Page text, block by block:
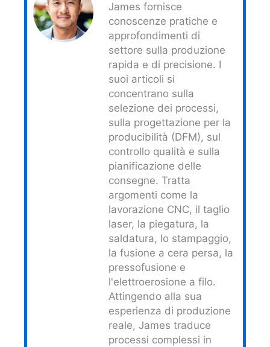
James fornisce
conoscenze pratiche e
approfondimenti di
settore sulla produzione
rapida e di precisione. I
suoi articoli si
concentrano sulla
selezione dei processi,
sulla progettazione per la
producibilità (DFM), sul
controllo qualità e sulla
pianificazione delle
consegne. Tratta
argomenti come la
lavorazione CNC, il taglio
laser, la piegatura, la
saldatura, lo stampaggio,
la fusione a cera persa, la
pressofusione e
l'elettroerosione a filo.
Attingendo alla sua
esperienza di produzione
reale, James traduce
processi complessi in